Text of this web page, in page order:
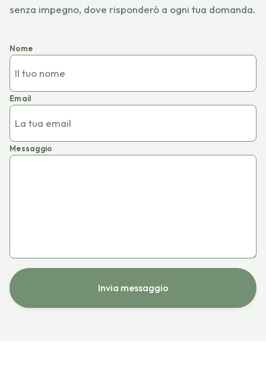
senza impegno, dove risponderò a ogni tua domanda.
Nome
Email
Messaggio
Invia messaggio